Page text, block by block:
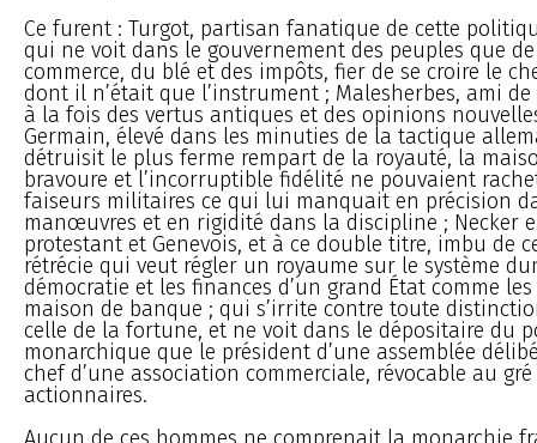
Ce furent : Turgot, partisan fanatique de cette
qui ne voit dans le gouvernement des peuples que
commerce, du blé et des impôts, fier de se croire le
dont il n’était que l’instrument ; Malesherbes, ami
à la fois des vertus antiques et des opinions
Germain, élevé dans les minuties de la tactique
détruisit le plus ferme rempart de la royauté, la
bravoure et l’incorruptible fidélité ne pouvaient
faiseurs militaires ce qui lui manquait en précision
manœuvres et en rigidité dans la discipline ; Necker
protestant et Genevois, et à ce double titre, imbu de
rétrécie qui veut régler un royaume sur le système
démocratie et les finances d’un grand État comme les
maison de banque ; qui s’irrite contre toute
celle de la fortune, et ne voit dans le dépositaire du
monarchique que le président d’une assemblée
chef d’une association commerciale, révocable au gré
actionnaires.